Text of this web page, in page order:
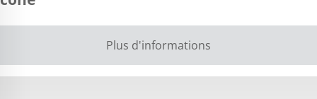
Plus d'informations